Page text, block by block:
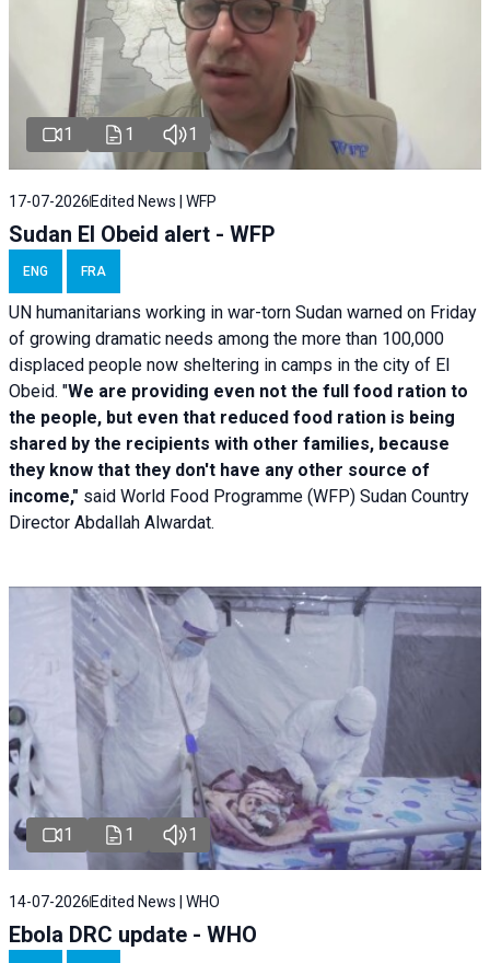
1 1 1
17-07-2026 Edited News | WFP
Sudan El Obeid alert - WFP
ENG FRA
UN humanitarians working in war-torn Sudan warned on Friday
of growing dramatic needs among the more than 100,000
displaced people now sheltering in camps in the city of El
Obeid. "We are providing even not the full food ration to
the people, but even that reduced food ration is being
shared by the recipients with other families, because
they know that they don't have any other source of
income," said World Food Programme (WFP) Sudan Country
Director Abdallah Alwardat.
1 1 1
14-07-2026 Edited News | WHO
Ebola DRC update - WHO